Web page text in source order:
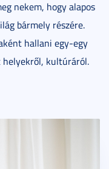
nekem, hogy alapos
bármely részére.
hallani egy-egy
helyekről, kultúráról.